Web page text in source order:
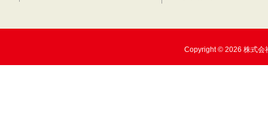
Copyright © 2026 株式会